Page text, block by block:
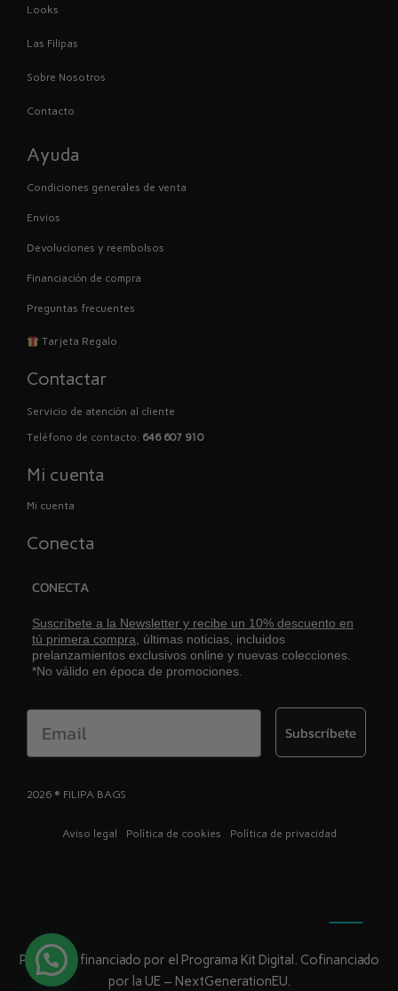
Looks
Las Filipas
Sobre Nosotros
Contacto
Ayuda
Condiciones generales de venta
Envios
Devoluciones y reembolsos
Financiación de compra
Preguntas frecuentes
Tarjeta Regalo
Contactar
Servicio de atención al cliente
Teléfono de contacto: 646 607 910
Mi cuenta
Mi cuenta
Conecta
CONECTA
Suscríbete a la Newsletter y recibe un 10% descuento en
tú primera compra, últimas noticias, incluidos
prelanzamientos exclusivos online y nuevas colecciones.
*No válido en época de promociones.
Email Subscríbete
2026 ® FILIPA BAGS
Aviso legal Política de cookies Política de privacidad
Proyecto financiado por el Programa Kit Digital. Cofinanciado
por la UE – NextGenerationEU.